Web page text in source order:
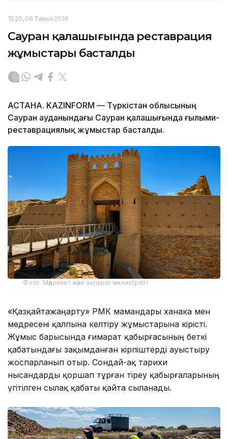
15:20, 06 Тамыз 2026
Сауран қалашығында реставрация
жұмыстары басталды
АСТАНА. KAZINFORM — Түркістан облысының
Сауран ауданындағы Сауран қалашығында ғылыми-
реставрациялық жұмыстар басталды.
Фото: Мәдениет және ақпарат министрлігі
«Қазқайтажаңарту» РМК мамандары ханака мен
медресені қалпына келтіру жұмыстарына кірісті.
Жұмыс барысында ғимарат қабырғасының беткі
қабатындағы зақымданған кірпіштерді ауыстыру
жоспарланып отыр. Сондай-ақ тарихи
нысандарды қоршап тұрған тіреу қабырғаларының
үгітілген сылақ қабаты қайта сыланады.